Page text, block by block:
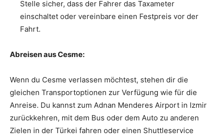
Stelle sicher, dass der Fahrer das Taxameter
einschaltet oder vereinbare einen Festpreis vor der
Fahrt.
Abreisen aus Cesme:
Wenn du Cesme verlassen möchtest, stehen dir die
gleichen Transportoptionen zur Verfügung wie für die
Anreise. Du kannst zum Adnan Menderes Airport in Izmir
zurückkehren, mit dem Bus oder dem Auto zu anderen
Zielen in der Türkei fahren oder einen Shuttleservice